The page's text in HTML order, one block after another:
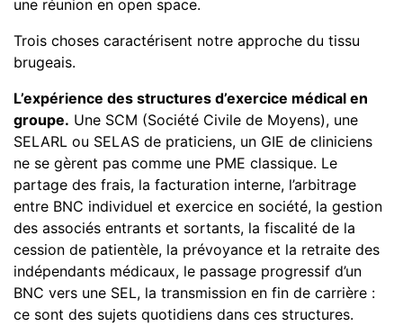
une réunion en open space.
Trois choses caractérisent notre approche du tissu
brugeais.
L’expérience des structures d’exercice médical en
groupe. Une SCM (Société Civile de Moyens), une
SELARL ou SELAS de praticiens, un GIE de cliniciens
ne se gèrent pas comme une PME classique. Le
partage des frais, la facturation interne, l’arbitrage
entre BNC individuel et exercice en société, la gestion
des associés entrants et sortants, la fiscalité de la
cession de patientèle, la prévoyance et la retraite des
indépendants médicaux, le passage progressif d’un
BNC vers une SEL, la transmission en fin de carrière :
ce sont des sujets quotidiens dans ces structures.